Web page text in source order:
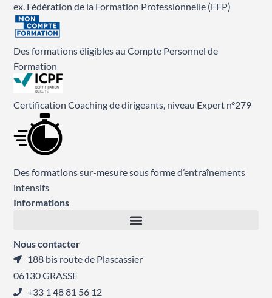
ex. Fédération de la Formation Professionnelle (FFP)
Des formations éligibles au Compte Personnel de
Formation
Certification Coaching de dirigeants, niveau Expert n°279
Des formations sur-mesure sous forme d’entraînements
intensifs
Informations
Nous contacter
188 bis route de Plascassier
06130 GRASSE
+33 1 48 81 56 12